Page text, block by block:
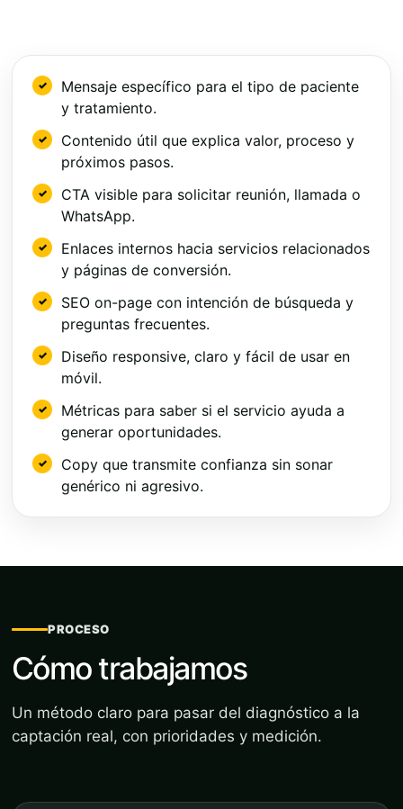
Mensaje específico para el tipo de paciente
y tratamiento.
Contenido útil que explica valor, proceso y
próximos pasos.
CTA visible para solicitar reunión, llamada o
WhatsApp.
Enlaces internos hacia servicios relacionados
y páginas de conversión.
SEO on-page con intención de búsqueda y
preguntas frecuentes.
Diseño responsive, claro y fácil de usar en
móvil.
Métricas para saber si el servicio ayuda a
generar oportunidades.
Copy que transmite confianza sin sonar
genérico ni agresivo.
PROCESO
Cómo trabajamos
Un método claro para pasar del diagnóstico a la
captación real, con prioridades y medición.